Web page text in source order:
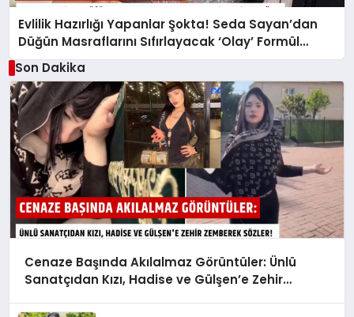
Evlilik Hazırlığı Yapanlar Şokta! Seda Sayan’dan
Düğün Masraflarını Sıfırlayacak ‘Olay’ Formül…
Son Dakika
Cenaze Başında Akılalmaz Görüntüler: Ünlü
Sanatçıdan Kızı, Hadise ve Gülşen’e Zehir